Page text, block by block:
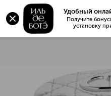
Удобный
Получите
установку
Dior Forever Glow
Характеристики